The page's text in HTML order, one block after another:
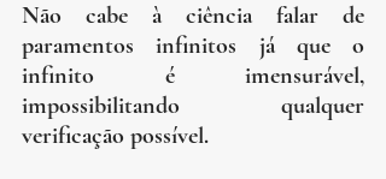
Não cabe à ciência falar de
paramentos infinitos já que o
infinito é imensurável,
impossibilitando qualquer
verificação possível.